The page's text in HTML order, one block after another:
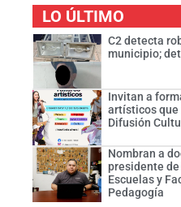
LO ÚLTIMO
C2 detecta
municipio;
Invitan a
artísticos que
Difusión
Nombran a
presidente
Escuelas y
Pedagogía